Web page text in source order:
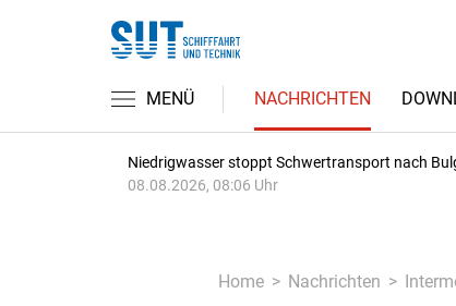
MENÜ NACHRICHTEN
Niedrigwasser stoppt Schwertransport nach
08.08.2026, 08:06 Uhr
Home Nachrichten